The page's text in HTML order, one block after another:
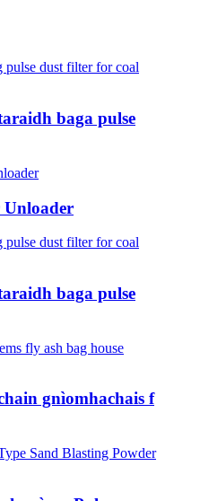
baga pulse
Unloader
baga pulse
gnìomhachais f